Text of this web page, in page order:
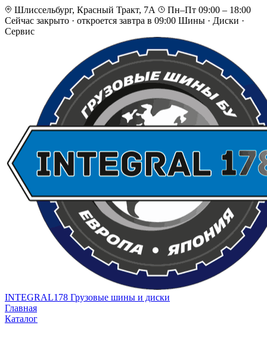
Шлиссельбург, Красный Тракт, 7А
Пн–Пт 09:00 – 18:00
Сейчас закрыто · откроется завтра в 09:00 Шины · Диски ·
Сервис
INTEGRAL178 Грузовые шины и диски
Главная
Каталог